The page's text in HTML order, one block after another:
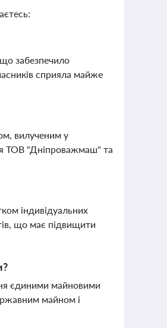
забезпечило
сприяла майже
вилученим у
ТОВ "Дніпроважмаш" та
індивідуальних
що має підвищити
єдиними майновими
майном і